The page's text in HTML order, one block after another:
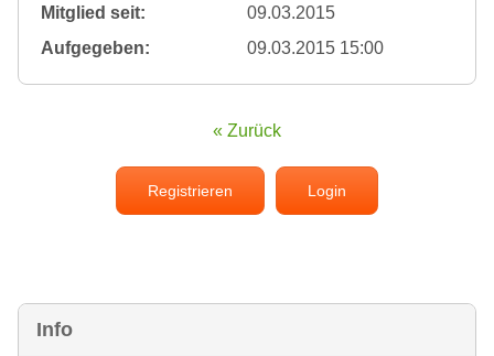
Info
Mitglied seit:
09.03.2015
Aufgegeben:
09.03.2015 15:00
« Zurück
Registrieren Login